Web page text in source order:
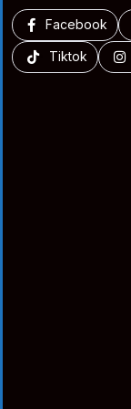
Facebook
Tiktok